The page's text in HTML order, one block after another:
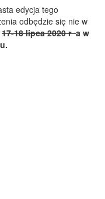
edycja tego
odbędzie się nie w
17-18 lipca 2020 ra w